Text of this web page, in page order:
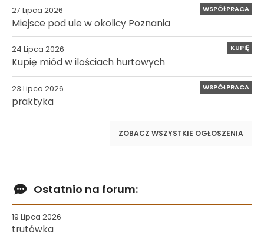
27 Lipca 2026 WSPÓŁPRACA
Miejsce pod ule w okolicy Poznania
24 Lipca 2026 KUPIĘ
Kupię miód w ilościach hurtowych
23 Lipca 2026 WSPÓŁPRACA
praktyka
ZOBACZ WSZYSTKIE OGŁOSZENIA
Ostatnio na forum:
19 Lipca 2026
trutówka